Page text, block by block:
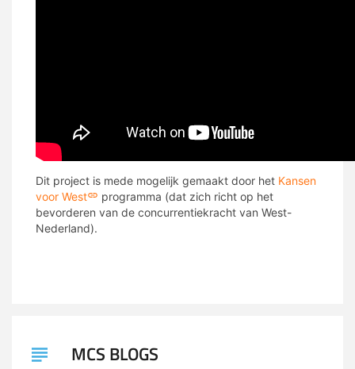
Dit project is mede mogelijk gemaakt door het Kansen
voor West
programma (dat zich richt op het
bevorderen van de concurrentiekracht van West-
Nederland).
MCS BLOGS